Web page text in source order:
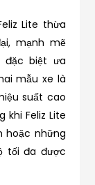
Lite thừa
mạnh mẽ
đặc biệt ưa
mẫu xe là
suất cao
Feliz Lite
hoặc những
tối đa được